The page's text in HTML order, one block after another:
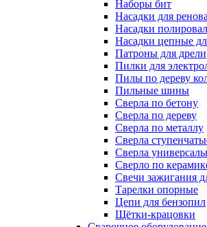
Наборы бит
Насадки для
Насадки
Насадки цепные
Патроны для дрели
Пилки для
Пилы по дереву
Пильные шины
Сверла по бетону
Сверла по дереву
Сверла по металлу
Сверла
Сверла
Сверло по
Свечи зажигания
Тарелки опорные
Цепи для бензопил
Щётки-крацовки